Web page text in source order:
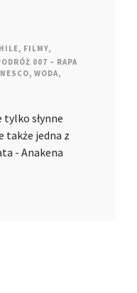
, FILMY,
007 – RAPA
, WODA,
słynne
także jedna z
- Anakena